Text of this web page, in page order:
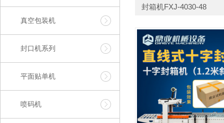
真空包装机
封口机系列
平面贴单机
喷码机
封箱机FXJ-4030-48